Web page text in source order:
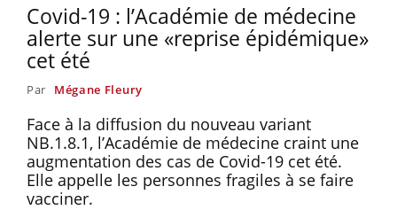
Covid-19 : l’Académie de médecine
alerte sur une «reprise épidémique»
cet été
Par Mégane Fleury
Face à la diffusion du nouveau variant
NB.1.8.1, l’Académie de médecine craint une
augmentation des cas de Covid-19 cet été.
Elle appelle les personnes fragiles à se faire
vacciner.